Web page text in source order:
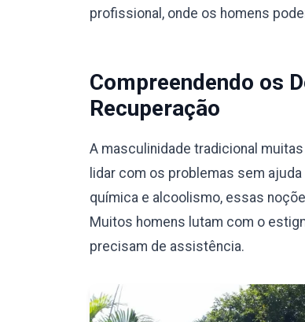
profissional, onde os homens
Compreendendo os
Recuperação
A masculinidade tradicional
lidar com os problemas sem
química e alcoolismo, essas
Muitos homens lutam com o
precisam de assistência.